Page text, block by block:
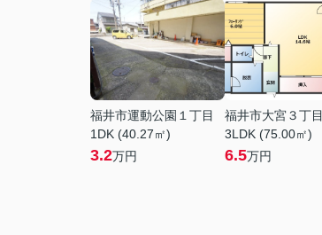
福井市運動公園１丁目
1DK (40.27㎡)
3.2万円
福井市大宮３丁目
3LDK (75.00㎡)
6.5万円